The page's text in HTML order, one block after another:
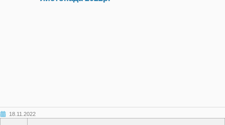
18.11.2022